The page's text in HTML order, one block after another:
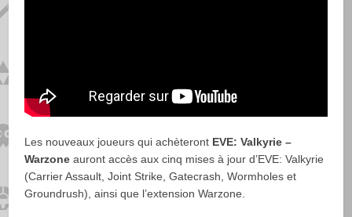
Les nouveaux joueurs qui achèteront EVE: Valkyrie –
Warzone auront accès aux cinq mises à jour d’EVE: Valkyrie
(Carrier Assault, Joint Strike, Gatecrash, Wormholes et
Groundrush), ainsi que l’extension Warzone.